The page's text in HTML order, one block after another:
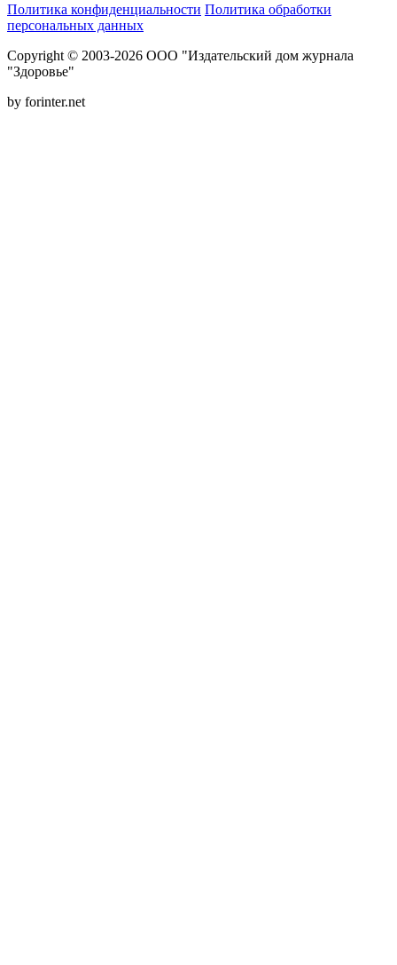
Политика конфиденциальности Политика обработки
персональных данных
Copyright © 2003-2026 ООО "Издательский дом журнала
"Здоровье"
by forinter.net